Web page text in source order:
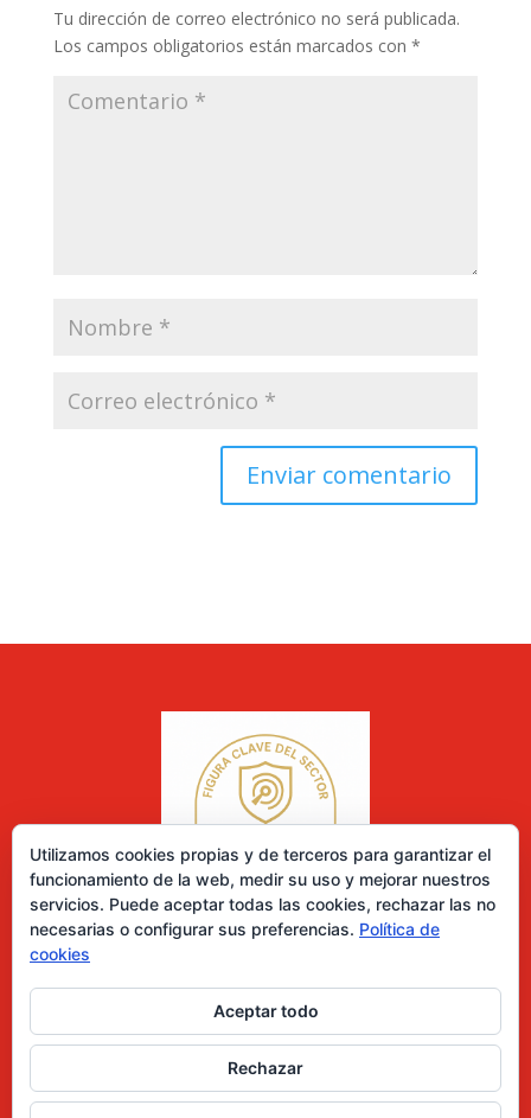
Tu dirección de correo electrónico no será publicada.
Los campos obligatorios están marcados con *
0 elementos
Desarrollado por Diseñador web para empresas
Utilizamos cookies propias y de terceros para garantizar el
funcionamiento de la web, medir su uso y mejorar nuestros
servicios. Puede aceptar todas las cookies, rechazar las no
necesarias o configurar sus preferencias. Política de
cookies
Aceptar todo
Rechazar